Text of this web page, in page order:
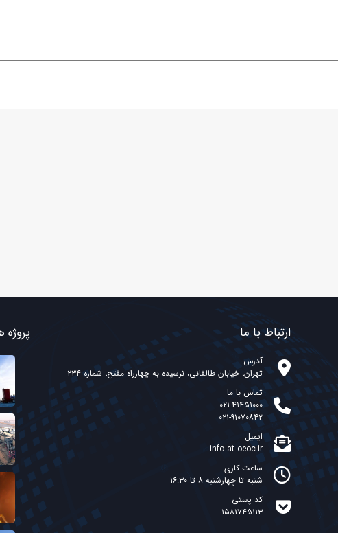
ارتباط با ما
آدرس
تهران، خیابان طالقانی، نرسیده به چهارراه مفتح، شماره ۲۳۴
تماس با ما
۰۲۱-۴۱۴۵۱۰۰۰
۰۲۱-۹۱۰۷۰۸۴۲
ایمیل
info at oeoc.ir
ساعت کاری
شنبه تا چهارشنبه ۸ تا ۱۶:۳۰
کد پستی
۱۵۸۱۷۴۵۱۱۳
پروژه